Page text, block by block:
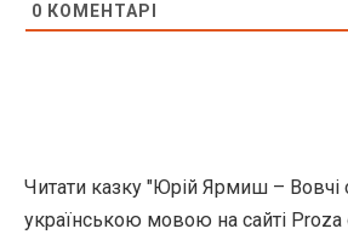
0 КОМЕНТАРІ
Читати казку "Юрій Ярмиш – Вовчі
українською мовою на сайті Proza